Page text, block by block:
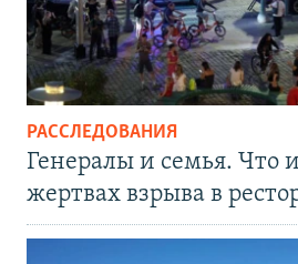
РАССЛЕДОВАНИЯ
Генералы и семья. Что
жертвах взрыва в